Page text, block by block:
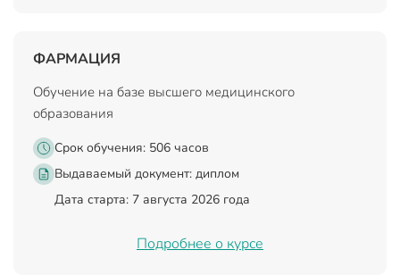
ФАРМАЦИЯ
Обучение на базе высшего медицинского
образования
Срок обучения: 506 часов
Выдаваемый документ: диплом
Дата старта: 7 августа 2026 года
Подробнее о курсе